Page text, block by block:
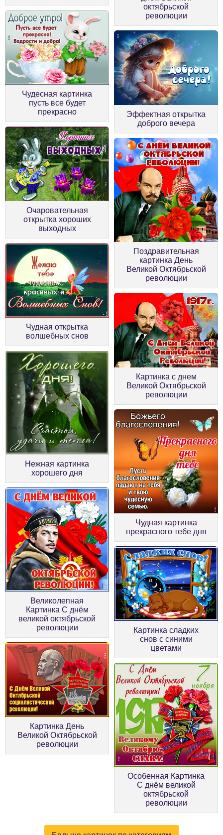
октябрьской
революции
Чудесная картинка
пусть все будет
прекрасно
Эффектная открытка
доброго вечера
Очаровательная
открытка хороших
выходных
Поздравительная
картинка День
Великой Октябрьской
революции
Чудная открытка
волшебных снов
Картинка с днем
Великой Октябрьской
революции
Нежная картинка
хорошего дня
Чудная картинка
прекрасного тебе дня
Великолепная
Картинка С днём
великой октябрьской
революции
Картинка сладких
снов с синими
цветами
Картинка День
Великой Октябрьской
революции
Особенная Картинка
С днём великой
октябрьской
революции